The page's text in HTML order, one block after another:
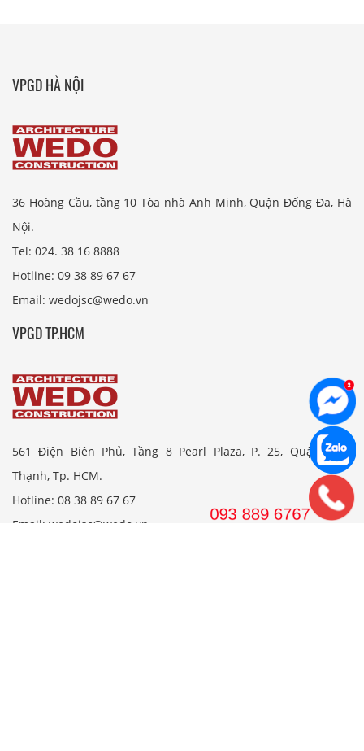
VPGD HÀ NỘI
36 Hoàng Cầu, tầng 10 Tòa nhà Anh Minh, Quận Đống Đa, Hà
Nội.
Tel: 024. 38 16 8888
Hotline: 09 38 89 67 67
Email: wedojsc@wedo.vn
VPGD TP.HCM
561 Điện Biên Phủ, Tầng 8 Pearl Plaza, P. 25, Quận Bình
Thạnh, Tp. HCM.
Hotline: 08 38 89 67 67
Email: wedojsc@wedo.vn